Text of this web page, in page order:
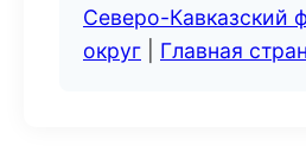
Северо-Кавказский
округ
Главная